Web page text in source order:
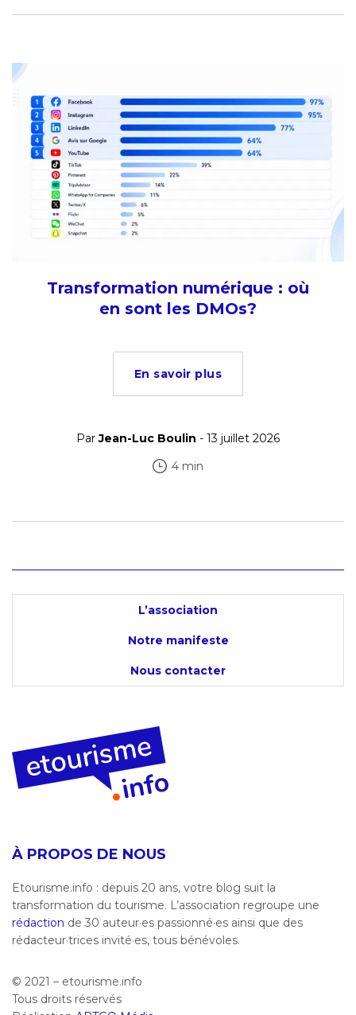
Transformation numérique : où
en sont les DMOs?
En savoir plus
ParJean-Luc Boulin - 13 juillet 2026
4 min
L’association
Notre manifeste
Nous contacter
À PROPOS DE NOUS
Etourisme.info : depuis 20 ans, votre blog suit la
transformation du tourisme. L’association regroupe une
rédaction de 30 auteur·es passionné·es ainsi que des
rédacteur·trices invité·es, tous bénévoles.
© 2021 – etourisme.info
Tous droits réservés